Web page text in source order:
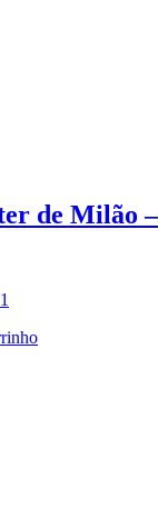
de Milão